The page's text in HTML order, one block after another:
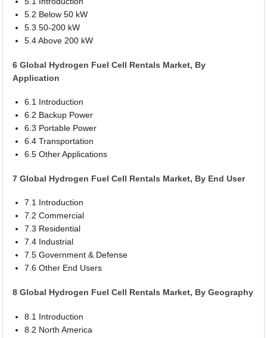
5.2 Below 50 kW
5.3 50-200 kW
5.4 Above 200 kW
6 Global Hydrogen Fuel Cell Rentals Market, By
Application
6.1 Introduction
6.2 Backup Power
6.3 Portable Power
6.4 Transportation
6.5 Other Applications
7 Global Hydrogen Fuel Cell Rentals Market, By End User
7.1 Introduction
7.2 Commercial
7.3 Residential
7.4 Industrial
7.5 Government & Defense
7.6 Other End Users
8 Global Hydrogen Fuel Cell Rentals Market, By Geography
8.1 Introduction
8.2 North America